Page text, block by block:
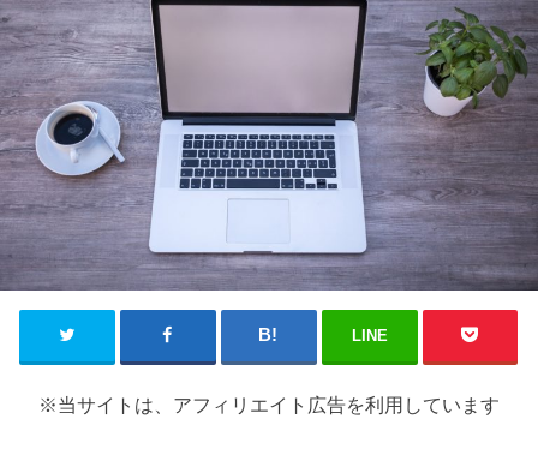
LINE
※当サイトは、アフィリエイト広告を利用しています